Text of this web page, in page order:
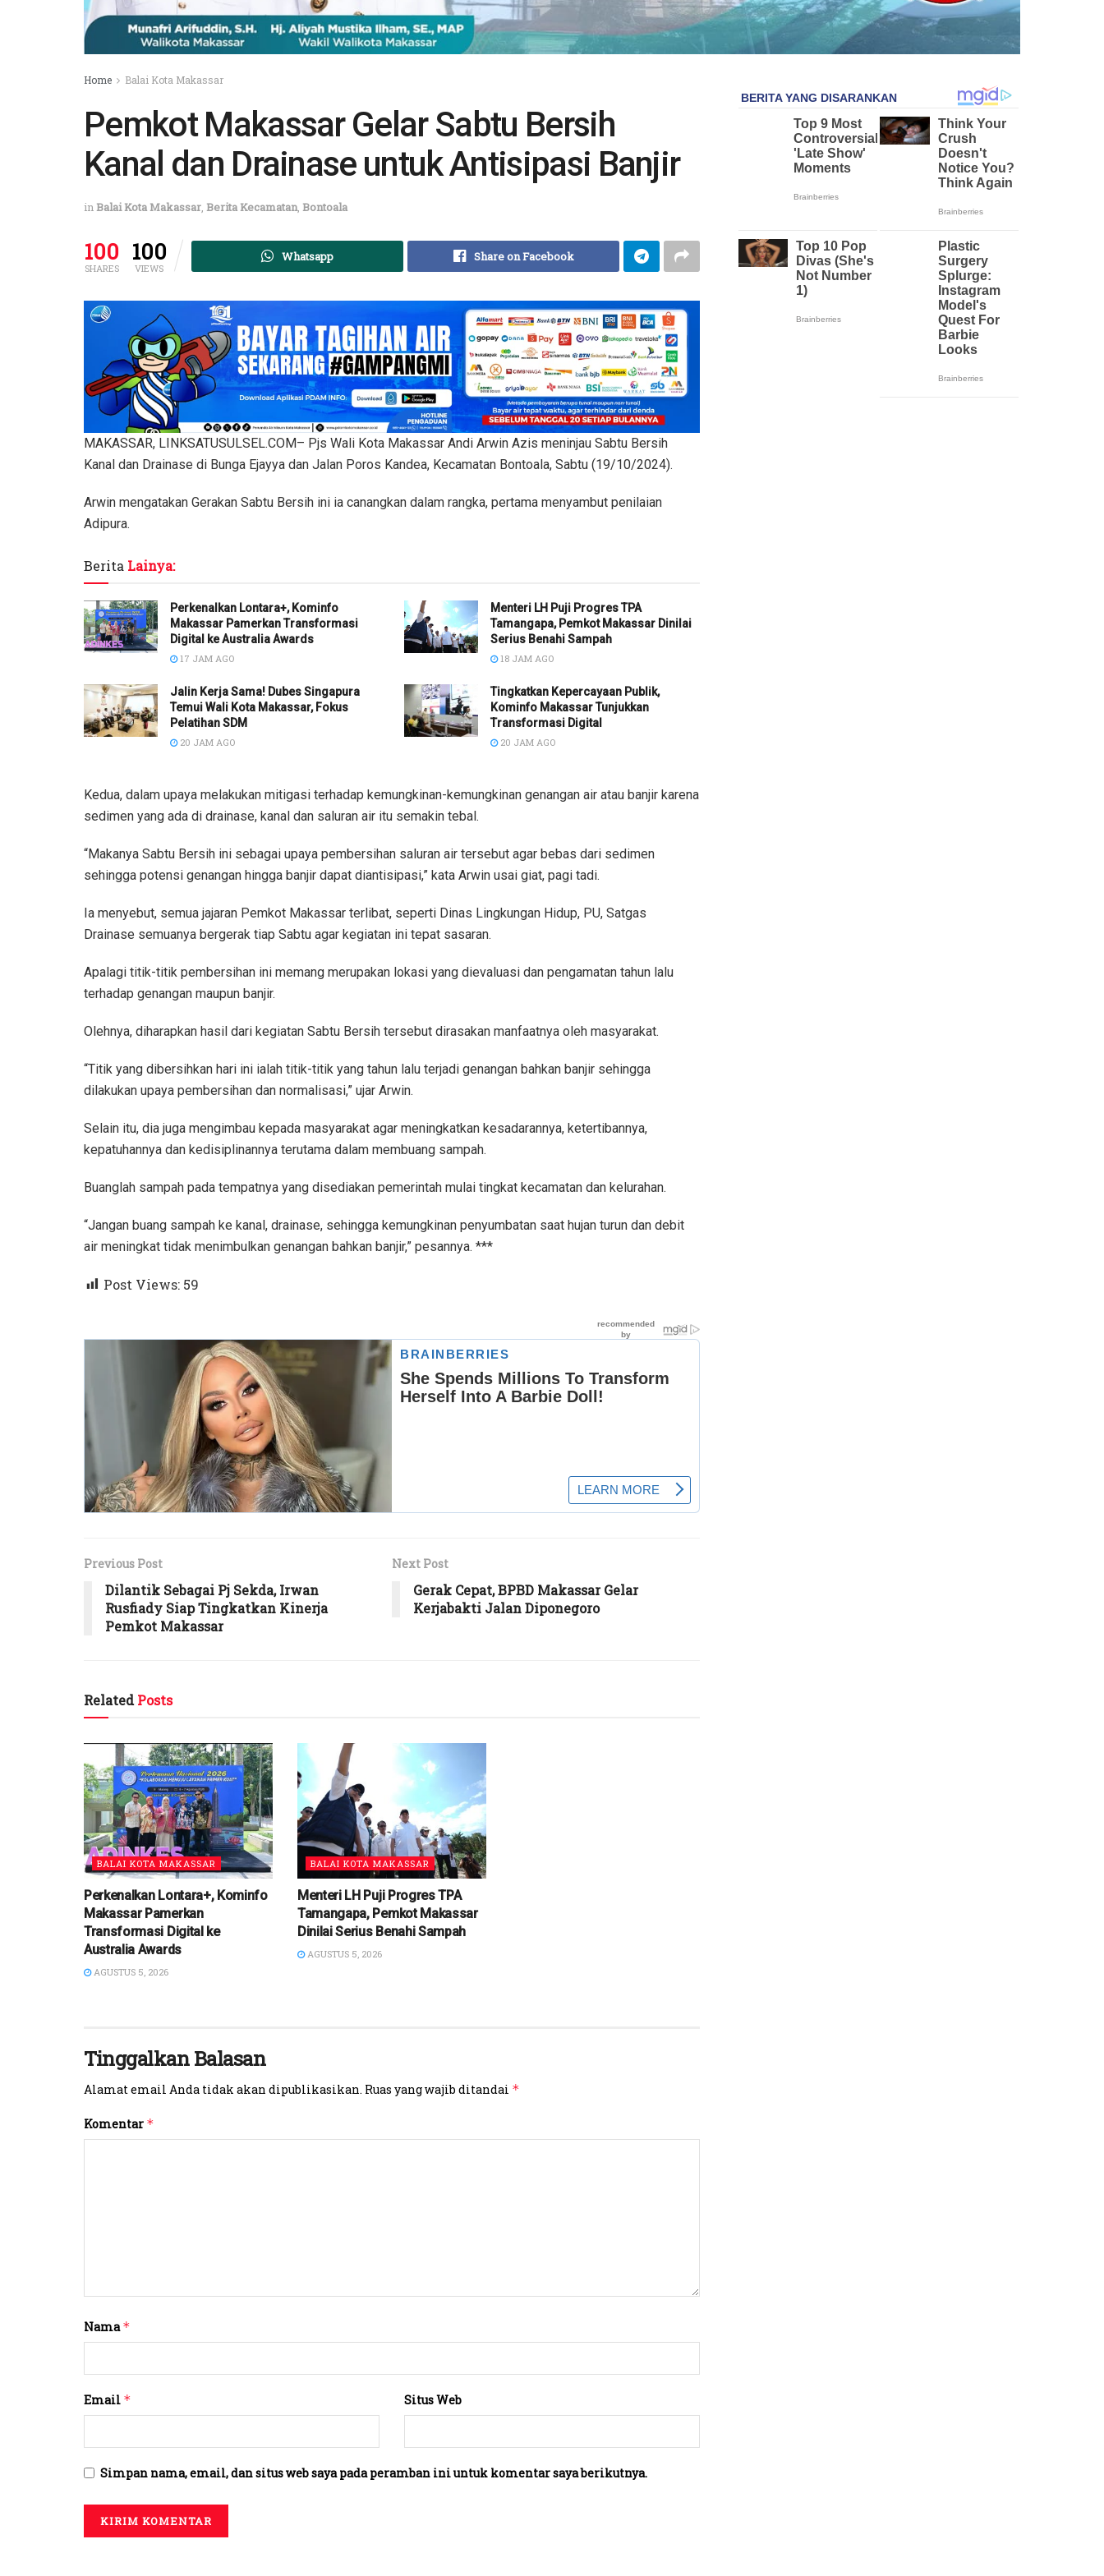
Home Balai Kota Makassar
Pemkot Makassar Gelar Sabtu Bersih
Kanal dan Drainase untuk Antisipasi Banjir
inBalai Kota Makassar, Berita Kecamatan, Bontoala
100
SHARES
100
VIEWS
Whatsapp Share on Facebook
MAKASSAR, LINKSATUSULSEL.COM– Pjs Wali Kota Makassar Andi Arwin Azis meninjau Sabtu Bersih
Kanal dan Drainase di Bunga Ejayya dan Jalan Poros Kandea, Kecamatan Bontoala, Sabtu (19/10/2024).
Arwin mengatakan Gerakan Sabtu Bersih ini ia canangkan dalam rangka, pertama menyambut penilaian
Adipura.
Berita Lainya:
Perkenalkan Lontara+, Kominfo
Makassar Pamerkan Transformasi
Digital ke Australia Awards
17 JAM AGO
Menteri LH Puji Progres TPA
Tamangapa, Pemkot Makassar Dinilai
Serius Benahi Sampah
18 JAM AGO
Jalin Kerja Sama! Dubes Singapura
Temui Wali Kota Makassar, Fokus
Pelatihan SDM
20 JAM AGO
Tingkatkan Kepercayaan Publik,
Kominfo Makassar Tunjukkan
Transformasi Digital
20 JAM AGO
Kedua, dalam upaya melakukan mitigasi terhadap kemungkinan-kemungkinan genangan air atau banjir karena
sedimen yang ada di drainase, kanal dan saluran air itu semakin tebal.
“Makanya Sabtu Bersih ini sebagai upaya pembersihan saluran air tersebut agar bebas dari sedimen
sehingga potensi genangan hingga banjir dapat diantisipasi,” kata Arwin usai giat, pagi tadi.
Ia menyebut, semua jajaran Pemkot Makassar terlibat, seperti Dinas Lingkungan Hidup, PU, Satgas
Drainase semuanya bergerak tiap Sabtu agar kegiatan ini tepat sasaran.
Apalagi titik-titik pembersihan ini memang merupakan lokasi yang dievaluasi dan pengamatan tahun lalu
terhadap genangan maupun banjir.
Olehnya, diharapkan hasil dari kegiatan Sabtu Bersih tersebut dirasakan manfaatnya oleh masyarakat.
“Titik yang dibersihkan hari ini ialah titik-titik yang tahun lalu terjadi genangan bahkan banjir sehingga
dilakukan upaya pembersihan dan normalisasi,” ujar Arwin.
Selain itu, dia juga mengimbau kepada masyarakat agar meningkatkan kesadarannya, ketertibannya,
kepatuhannya dan kedisiplinannya terutama dalam membuang sampah.
Buanglah sampah pada tempatnya yang disediakan pemerintah mulai tingkat kecamatan dan kelurahan.
“Jangan buang sampah ke kanal, drainase, sehingga kemungkinan penyumbatan saat hujan turun dan debit
air meningkat tidak menimbulkan genangan bahkan banjir,” pesannya. ***
Post Views: 59
Previous Post
Dilantik Sebagai Pj Sekda, Irwan
Rusfiady Siap Tingkatkan Kinerja
Pemkot Makassar
Next Post
Gerak Cepat, BPBD Makassar Gelar
Kerjabakti Jalan Diponegoro
RelatedPosts
BALAI KOTA MAKASSAR
Perkenalkan Lontara+, Kominfo
Makassar Pamerkan
Transformasi Digital ke
Australia Awards
AGUSTUS 5, 2026
BALAI KOTA MAKASSAR
Menteri LH Puji Progres TPA
Tamangapa, Pemkot Makassar
Dinilai Serius Benahi Sampah
AGUSTUS 5, 2026
Tinggalkan Balasan
Alamat email Anda tidak akan dipublikasikan. Ruas yang wajib ditandai *
Komentar *
Nama*
Email * Situs Web
Simpan nama, email, dan situs web saya pada peramban ini untuk komentar saya berikutnya.